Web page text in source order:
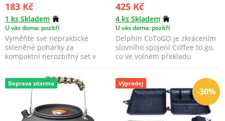
183 Kč
1 ks Skladem
U vás doma: pozítří
Vyměňte své nepraktické
skleněné pohárky za
kompaktní nerozbitný set v
425 Kč
4 ks Skladem
U vás doma: pozítří
Delphin CoToGO je zkrácením
slovního spojení Coffee to go,
co ve volném překladu
Doprava zdarma
-30%
Výprodej